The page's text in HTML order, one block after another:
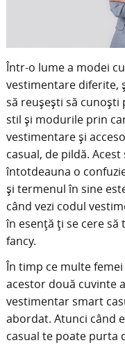
Într-o lume a modei
vestimentare diferite,
să reușești să
stil și modurile prin
vestimentare și
casual, de pildă.
întotdeauna o
și termenul în sine
când vezi codul
în esență ți se cere să
fancy.
În timp ce multe
acestor două cuvinte
vestimentar smart
abordat. Atunci când
casual te poate purta